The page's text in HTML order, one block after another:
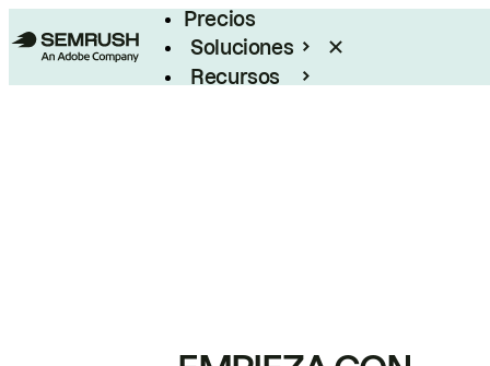
Precios
Soluciones
Recursos